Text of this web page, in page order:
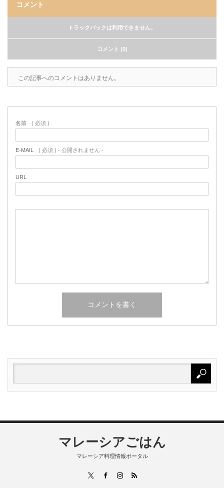
コメント
トラックバックは利用できません。
コメント (0)
この記事へのコメントはありません。
名前 ( 必須 )
E-MAIL ( 必須 ) - 公開されません -
URL
マレーシアごはん
マレーシア料理情報ポータル
FacebookInstagram
RSS